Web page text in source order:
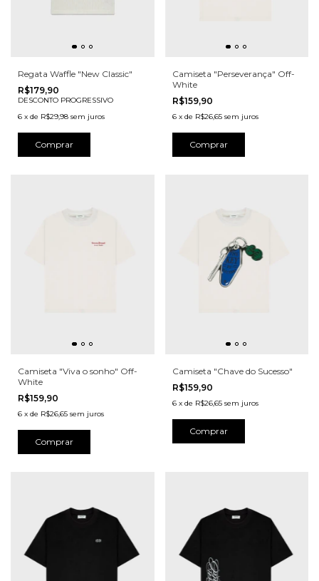
Regata Waffle "New Classic"
R$179,90
DESCONTO PROGRESSIVO
6 x de R$29,98 sem juros
Comprar
Camiseta "Perseverança" Off-
White
R$159,90
6 x de R$26,65 sem juros
Comprar
Camiseta "Viva o sonho" Off-
White
R$159,90
6 x de R$26,65 sem juros
Comprar
Camiseta "Chave do Sucesso"
R$159,90
6 x de R$26,65 sem juros
Comprar